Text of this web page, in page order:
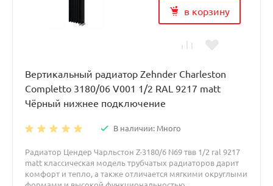
в корзину
Вертикальный радиатор Zehnder Charleston
Completto 3180/06 V001 1/2 RAL 9217 matt
Чёрный нижнее подключение
В наличии: Много
Радиатор Цендер Чарльстон Z-3180/6 N69 твв 1/2 ral 9217
matt классическая модель трубчатых радиаторов дарит
комфорт и тепло, а также отличается мягкими округлыми